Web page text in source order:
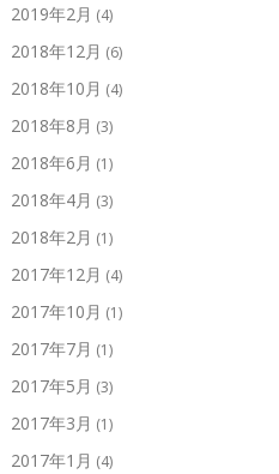
2019年2月 (4)
2018年12月 (6)
2018年10月 (4)
2018年8月 (3)
2018年6月 (1)
2018年4月 (3)
2018年2月 (1)
2017年12月 (4)
2017年10月 (1)
2017年7月 (1)
2017年5月 (3)
2017年3月 (1)
2017年1月 (4)